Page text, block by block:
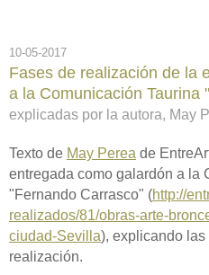
10-05-2017
Fases de realización de la
a la Comunicación Taurina
explicadas por la autora, May
Texto de May Perea de
entregada como galardón a la
"Fernando Carrasco" (http://
realizados/81/obras-arte-
ciudad-Sevilla), explicando las
realización.